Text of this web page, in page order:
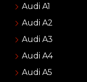
Audi A1
Audi A2
Audi A3
Audi A4
Audi A5